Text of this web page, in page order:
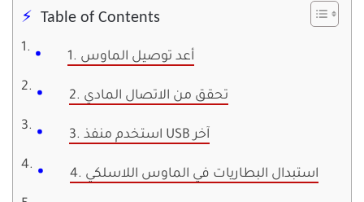
Table of Contents
1. أعد توصيل الماوس
2. تحقق من الاتصال المادي
3. استخدم منفذ USB آخر
4. استبدال البطاريات في الماوس اللاسلكي